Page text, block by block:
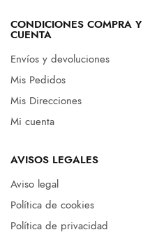
CONDICIONES COMPRA Y
CUENTA
Envíos y devoluciones
Mis Pedidos
Mis Direcciones
Mi cuenta
AVISOS LEGALES
Aviso legal
Política de cookies
Política de privacidad